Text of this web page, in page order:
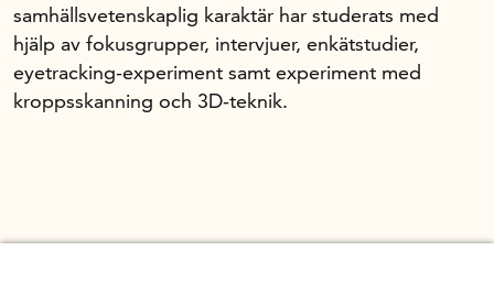
samhällsvetenskaplig karaktär har studerats med
hjälp av fokus­grupper, intervjuer, enkätstudier,
eyetracking-experiment samt experiment med
kroppsskanning och 3D-teknik.